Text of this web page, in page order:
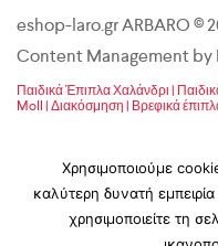
eshop-laro.gr ARBARO ©
Content Management by
Παιδικά Έπιπλα Χαλάνδρι |
Moll | Διακόσμηση | Βρεφικά
Χρησιμοποιούμε
καλύτερη δυνατή
χρησιμοποιείτε τη